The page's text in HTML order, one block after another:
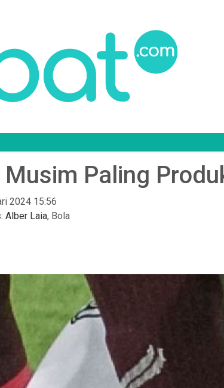
Paling
2024 15:56
Alber Laia, Bola